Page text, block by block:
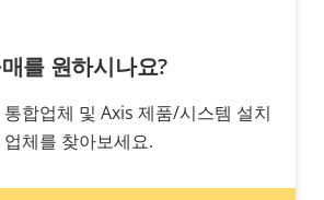
를 원하시나요?
합업체 및 Axis 제품/시스템 설치
업체를 찾아보세요.